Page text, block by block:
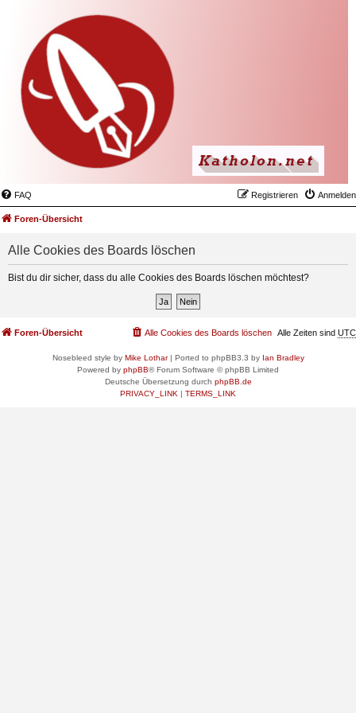
FAQ Anmelden
Registrieren
Foren-Übersicht
Alle Cookies des Boards löschen
Bist du dir sicher, dass du alle Cookies des Boards löschen möchtest?
Foren-Übersicht Alle Zeiten sind UTC
Alle Cookies des Boards löschen
Nosebleed style by Mike Lothar| Ported to phpBB3.3 by Ian Bradley
Powered by phpBB® Forum Software © phpBB Limited
Deutsche Übersetzung durch phpBB.de
PRIVACY_LINK | TERMS_LINK